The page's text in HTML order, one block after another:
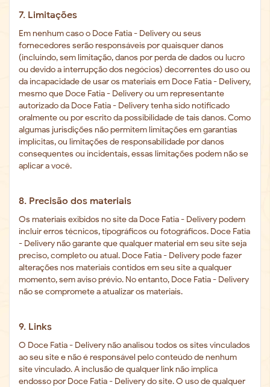
7. Limitações
Em nenhum caso o Doce Fatia - Delivery ou seus
fornecedores serão responsáveis ​​por quaisquer danos
(incluindo, sem limitação, danos por perda de dados ou lucro
ou devido a interrupção dos negócios) decorrentes do uso ou
da incapacidade de usar os materiais em Doce Fatia - Delivery,
mesmo que Doce Fatia - Delivery ou um representante
autorizado da Doce Fatia - Delivery tenha sido notificado
oralmente ou por escrito da possibilidade de tais danos. Como
algumas jurisdições não permitem limitações em garantias
implícitas, ou limitações de responsabilidade por danos
consequentes ou incidentais, essas limitações podem não se
aplicar a você.
8. Precisão dos materiais
Os materiais exibidos no site da Doce Fatia - Delivery podem
incluir erros técnicos, tipográficos ou fotográficos. Doce Fatia
- Delivery não garante que qualquer material em seu site seja
preciso, completo ou atual. Doce Fatia - Delivery pode fazer
alterações nos materiais contidos em seu site a qualquer
momento, sem aviso prévio. No entanto, Doce Fatia - Delivery
não se compromete a atualizar os materiais.
9. Links
O Doce Fatia - Delivery não analisou todos os sites vinculados
ao seu site e não é responsável pelo conteúdo de nenhum
site vinculado. A inclusão de qualquer link não implica
endosso por Doce Fatia - Delivery do site. O uso de qualquer